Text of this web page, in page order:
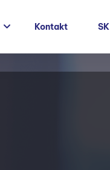
Kontakt SK